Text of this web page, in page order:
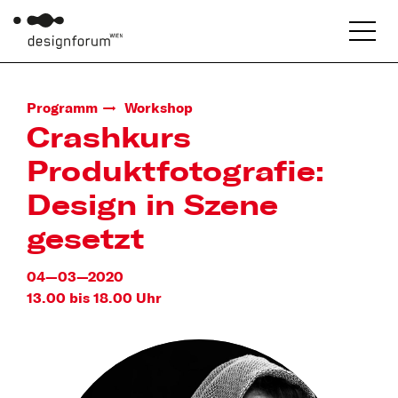
Programm Workshop
Crashkurs
Produktfotografie:
Design in Szene
gesetzt
04—03—2020
13.00 bis 18.00 Uhr